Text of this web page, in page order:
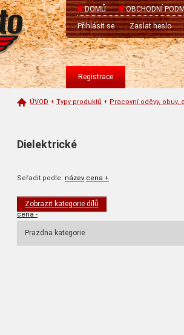
DOMŮ OBCHODNÍ
Přihlásit se
Zaslat heslo
Registrace
ÚVOD + Typy produktů + Pracovní oděvy, obuv,
Dielektrické
Seřadit podle: název cena +
cena -
Zobrazit kategorie dílů
Prazdna kategorie